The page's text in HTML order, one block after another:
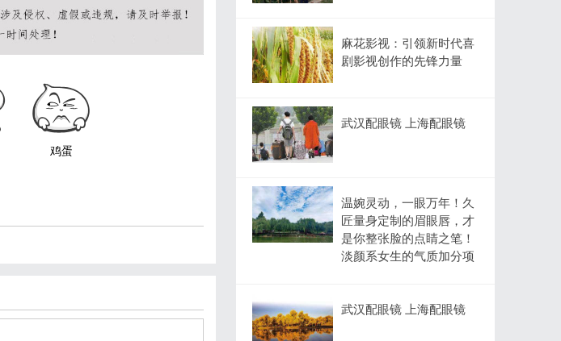
鸡蛋
麻花影视：引领新时代喜
剧影视创作的先锋力量
武汉配眼镜 上海配眼镜
温婉灵动，一眼万年！久
匠量身定制的眉眼唇，才
是你整张脸的点睛之笔！
淡颜系女生的气质加分项
武汉配眼镜 上海配眼镜